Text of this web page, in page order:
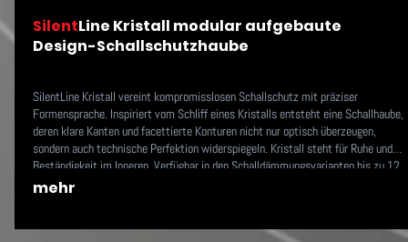
SilentLine Kristall modular aufgebaute
Design-Schallschutzhaube
SilentLine Kristall vereint kompromisslosen Schallschutz mit präziser
Formensprache. Inspiriert vom Schliff eines Kristalls entsteht eine Schallhaube,
deren klare Kanten und facettierte Konturen nicht nur optisch überzeugen,
sondern auch technische Perfektion widerspiegeln. Kristall steht für Ruhe und
Beständigkeit im Inneren. Verfügbar in den Schalldämmungsvarianten bis zu 12,
14, 18 oder 20 dB(A).
mehr